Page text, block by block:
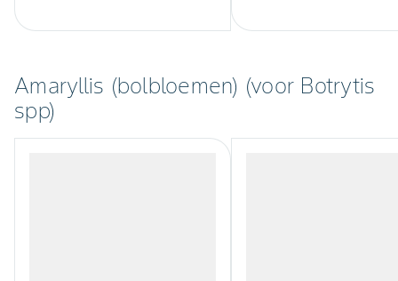
Amaryllis (bolbloemen) (voor Botrytis
spp)